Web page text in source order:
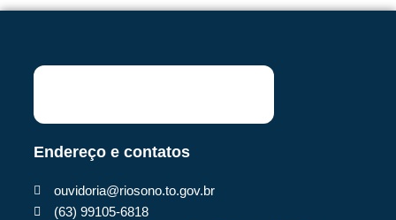
Endereço e contatos
ouvidoria@riosono.to.gov.br
(63) 99105-6818